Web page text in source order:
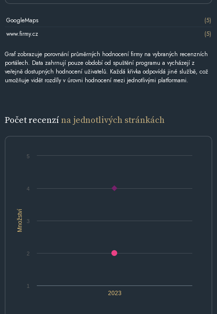
GoogleMaps
(5)
www.firmy.cz
(5)
Graf zobrazuje porovnání průměrných hodnocení firmy na vybraných recenzních
portálech. Data zahrnují pouze období od spuštění programu a vycházejí z
veřejně dostupných hodnocení uživatelů. Každá křivka odpovídá jiné službě, což
umožňuje vidět rozdíly v úrovni hodnocení mezi jednotlivými platformami.
Počet recenzína jednotlivých stránkách
Množství
2023
2
3
4
1
5